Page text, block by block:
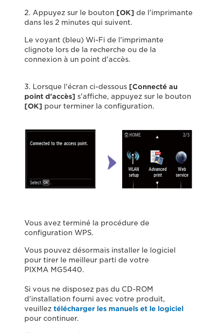
2. Appuyez sur le bouton [OK] de l'imprimante
dans les 2 minutes qui suivent.
Le voyant (bleu) Wi-Fi de l'imprimante
clignote lors de la recherche ou de la
connexion à un point d'accès.
3. Lorsque l'écran ci-dessous [Connecté au
point d'accès] s'affiche, appuyez sur le bouton
[OK] pour terminer la configuration.
Vous avez terminé la procédure de
configuration WPS.
Vous pouvez désormais installer le logiciel
pour tirer le meilleur parti de votre
PIXMA MG5440.
Si vous ne disposez pas du CD-ROM
d'installation fourni avec votre produit,
veuillez télécharger les manuels et le logiciel
pour continuer.